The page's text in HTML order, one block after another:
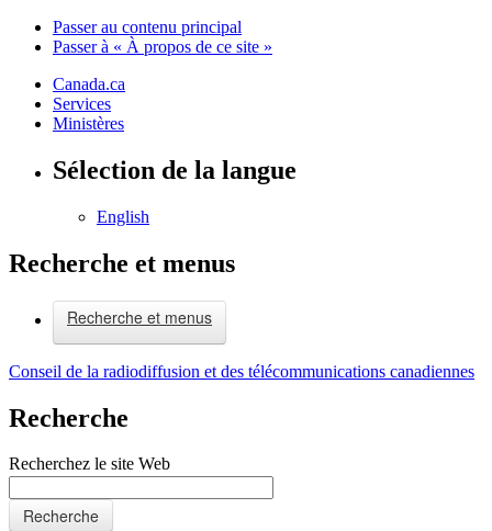
Passer au contenu principal
Passer à « À propos de ce site »
Canada.ca
Services
Ministères
Sélection de la langue
English
Recherche et menus
Recherche et menus
Conseil de la radiodiffusion et des télécommunications canadiennes
Recherche
Recherchez le site Web
Recherche